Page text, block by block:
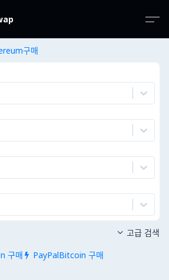
구매
구매  PayPalBitcoin 구매
 고급 검색